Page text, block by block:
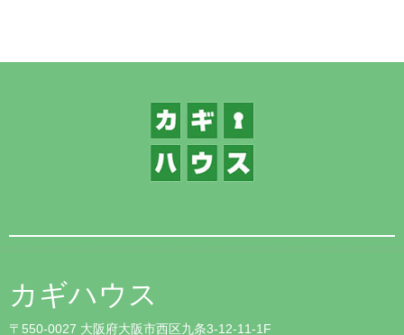
カギハウス
〒550-0027 大阪府大阪市西区九条3-12-11-1F